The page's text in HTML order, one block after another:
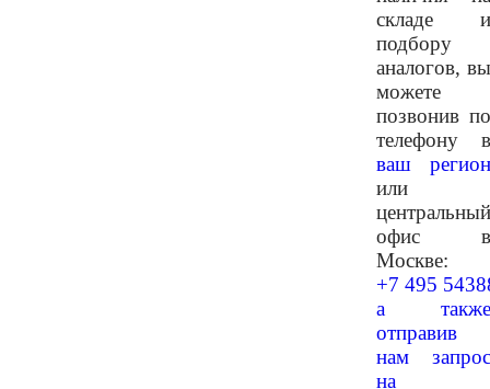
складе и
подбору
аналогов, вы
можете
позвонив по
телефону в
ваш регион
или
центральный
офис в
Москве:
+7 495
а также
отправив
нам запрос
на